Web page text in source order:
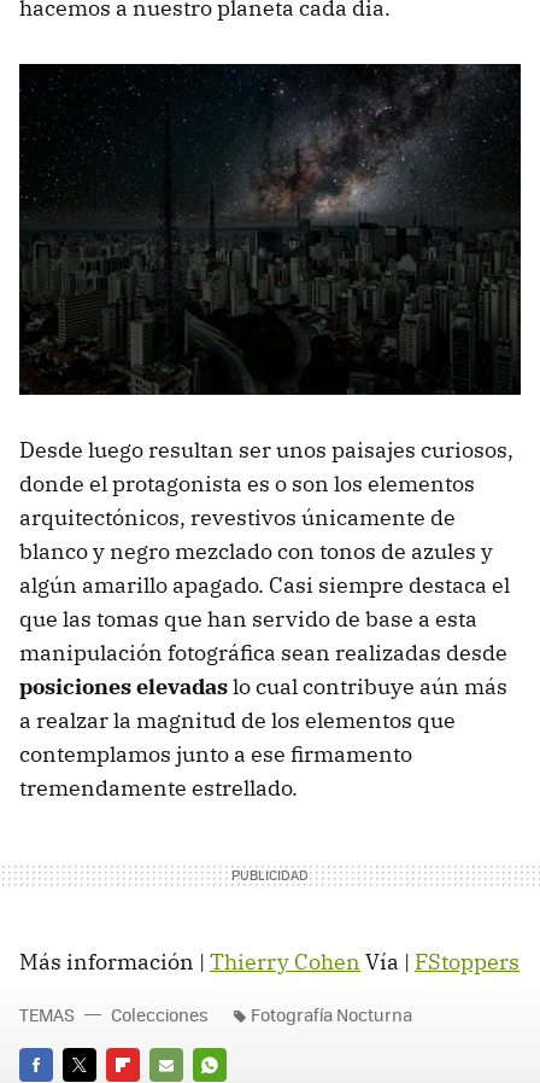
hacemos a nuestro planeta cada dia.
Desde luego resultan ser unos paisajes curiosos,
donde el protagonista es o son los elementos
arquitectónicos, revestivos únicamente de
blanco y negro mezclado con tonos de azules y
algún amarillo apagado. Casi siempre destaca el
que las tomas que han servido de base a esta
manipulación fotográfica sean realizadas desde
posiciones elevadaslo cual contribuye aún más
a realzar la magnitud de los elementos que
contemplamos junto a ese firmamento
tremendamente estrellado.
Más información | Thierry Cohen Vía | FStoppers
TEMAS Colecciones Fotografía Nocturna